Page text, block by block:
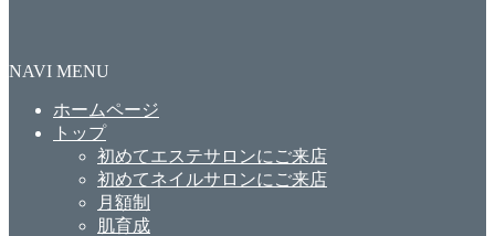
NAVI MENU
ホームページ
トップ
初めてエステサロンにご来店
初めてネイルサロンにご来店
月額制
肌育成